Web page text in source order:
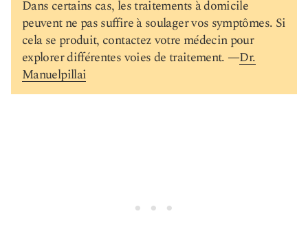
Dans certains cas, les traitements à domicile
peuvent ne pas suffire à soulager vos symptômes. Si
cela se produit, contactez votre médecin pour
explorer différentes voies de traitement. —Dr.
Manuelpillai